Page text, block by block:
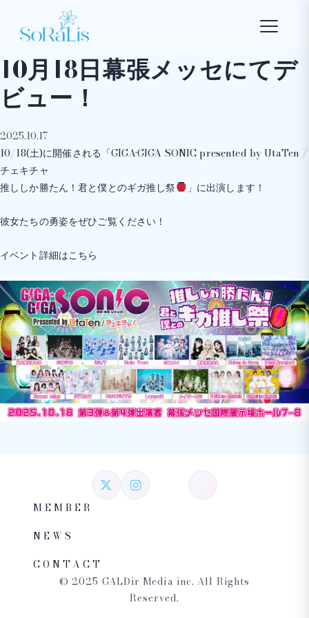
10月18日幕張メッセにてデ
ビュー！
2025.10.17
10/18(土)に開催される「GIGA•GIGA SONIC presented by UtaTen /
チェキチャ
推ししか勝たん！君と僕とのギガ推し祭
」に出演します！
彼女たちの勇姿をぜひご覧ください！
イベント詳細はこちら
MEMBER
NEWS
CONTACT
© 2025 GALDir Media inc. All Rights
Reserved.